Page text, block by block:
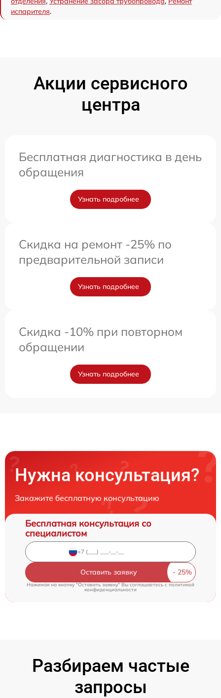
испарителя.
Акции сервисного
центра
Бесплатная диагностика в день
обращения
Узнать подробнее
Скидка на ремонт -25% по
предварительной записи
Узнать подробнее
Скидка -10% при повторном
обращении
Узнать подробнее
Нужна консультация?
Закажите бесплатную консультацию
Бесплатная консультация со
специалистом
Оставить заявку
Нажимая на кнопку "Оставить заявку" Вы соглашаетесь cполитикой
конфиденциальности
Разбираем частые
запросы